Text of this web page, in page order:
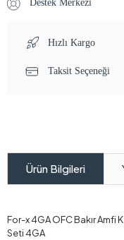
Destek Merkezi
Hızlı Kargo
Taksit Seçeneği
Ürün Bilgileri
For-x 4GA OFC Bakır Amfi
Seti 4GA